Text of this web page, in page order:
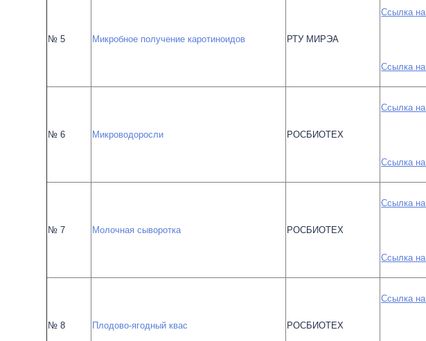
№ 5 Микробное получение каротиноидов РТУ МИРЭА
Ссылка
Ссылка
№ 6 Микроводоросли РОСБИОТЕХ
Ссылка
Ссылка
№ 7 Молочная сыворотка РОСБИОТЕХ
Ссылка
Ссылка
№ 8 Плодово-ягодный квас РОСБИОТЕХ
Ссылка